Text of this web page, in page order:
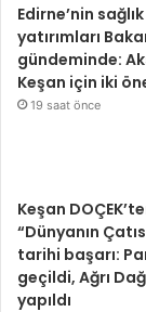
Edirne’nin sağlık
yatırımları
gündeminde:
Keşan için iki
19 saat önce
Keşan
“Dünyanın
tarihi başarı:
geçildi, Ağrı
yapıldı